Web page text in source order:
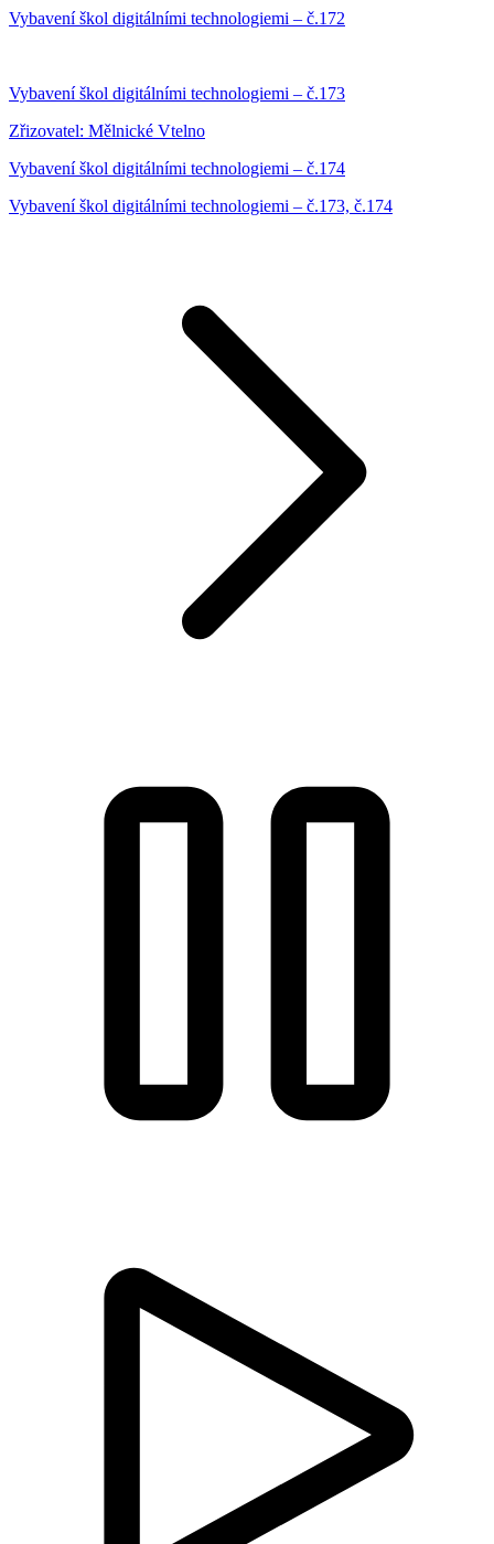
Vybavení škol digitálními technologiemi – č.172
Vybavení škol digitálními technologiemi – č.173
Zřizovatel: Mělnické Vtelno
Vybavení škol digitálními technologiemi – č.174
Vybavení škol digitálními technologiemi – č.173, č.174